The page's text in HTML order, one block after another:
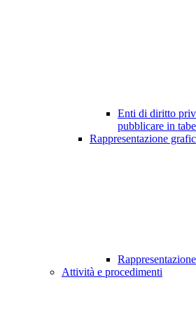
Enti di diritto
pubblicare in
Rappresentazione
Attività e procedimenti